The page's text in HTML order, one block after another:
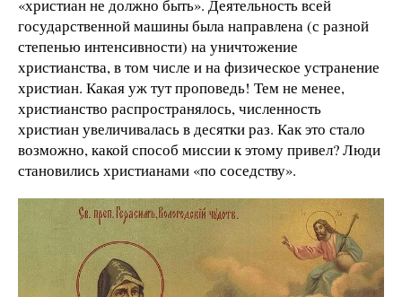
«христиан не должно быть». Деятельность всей
государственной машины была направлена (с разной
степенью интенсивности) на уничтожение
христианства, в том числе и на физическое устранение
христиан. Какая уж тут проповедь! Тем не менее,
христианство распространялось, численность
христиан увеличивалась в десятки раз. Как это стало
возможно, какой способ миссии к этому привел? Люди
становились христианами «по соседству».